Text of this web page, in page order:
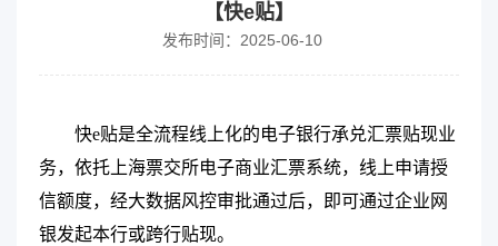
【快e贴】
发布时间：2025-06-10
快e贴是全流程线上化的电子银行承兑汇票贴现业
务，依托上海票交所电子商业汇票系统，线上申请授
信额度，经大数据风控审批通过后，即可通过企业网
银发起本行或跨行贴现。